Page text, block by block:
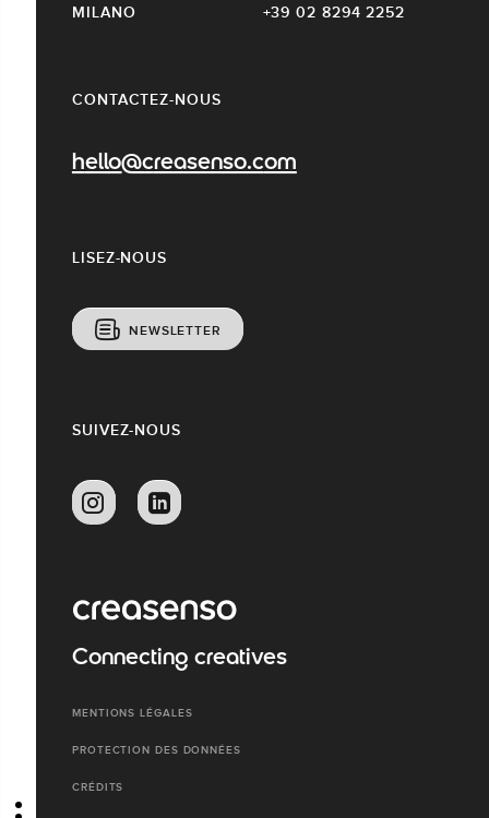
CONTACTEZ-NOUS
hello@creasenso.com
LISEZ-NOUS
NEWSLETTER
MILANO
+39 02 8294 2252
SUIVEZ-NOUS
Connecting creatives
MENTIONS LÉGALES
PROTECTION DES DONNÉES
CRÉDITS